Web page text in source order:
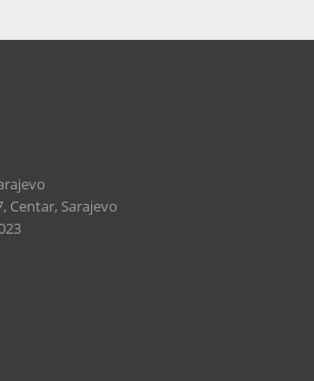
Centar, Sarajevo